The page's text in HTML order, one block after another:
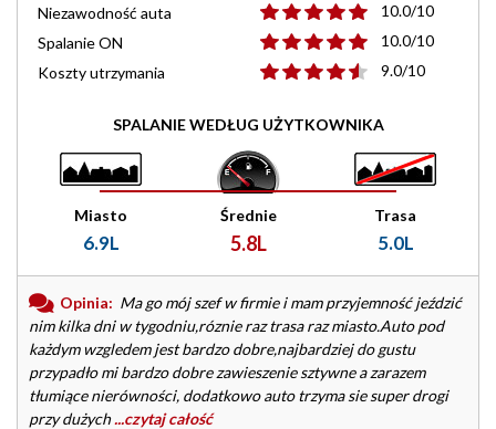
Niezawodność auta
10.0/10
Spalanie ON
10.0/10
Koszty utrzymania
9.0/10
SPALANIE WEDŁUG UŻYTKOWNIKA
Miasto
6.9L
Średnie
5.8L
Trasa
5.0L
Opinia: Ma go mój szef w firmie i mam przyjemność jeździć
nim kilka dni w tygodniu,róznie raz trasa raz miasto.Auto pod
każdym wzgledem jest bardzo dobre,najbardziej do gustu
przypadło mi bardzo dobre zawieszenie sztywne a zarazem
tłumiące nierówności, dodatkowo auto trzyma sie super drogi
przy dużych...czytaj całość